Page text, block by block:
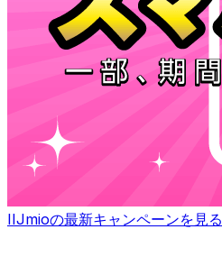
IIJmioの最新キャンペーンを見る